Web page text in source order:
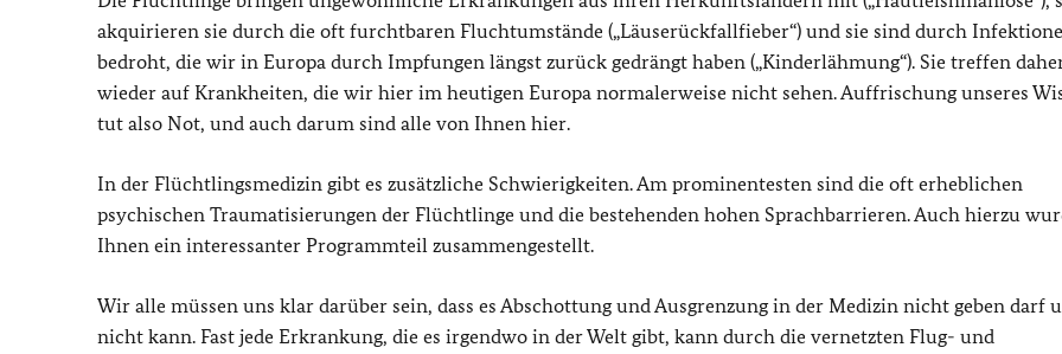
akquirieren sie durch die oft furchtbaren Fluchtumstände („Läuserückfallfieber“) und sie sind durch
bedroht, die wir in Europa durch Impfungen längst zurück gedrängt haben („Kinderlähmung“). Sie treffen
wieder auf Krankheiten, die wir hier im heutigen Europa normalerweise nicht sehen. Auffrischung unseres
tut also Not, und auch darum sind alle von Ihnen hier.
In der Flüchtlingsmedizin gibt es zusätzliche Schwierigkeiten. Am prominentesten sind die oft erheblichen
psychischen Traumatisierungen der Flüchtlinge und die bestehenden hohen Sprachbarrieren. Auch hierzu
Ihnen ein interessanter Programmteil zusammengestellt.
Wir alle müssen uns klar darüber sein, dass es Abschottung und Ausgrenzung in der Medizin nicht geben darf
nicht kann. Fast jede Erkrankung, die es irgendwo in der Welt gibt, kann durch die vernetzten Flug- und